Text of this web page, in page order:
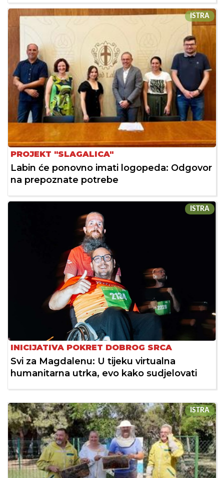
ISTRA
PROJEKT "SLAGALICA"
Labin će ponovno imati logopeda: Odgovor
na prepoznate potrebe
ISTRA
INICIJATIVA POKRET DOBROG SRCA
Svi za Magdalenu: U tijeku virtualna
humanitarna utrka, evo kako sudjelovati
ISTRA